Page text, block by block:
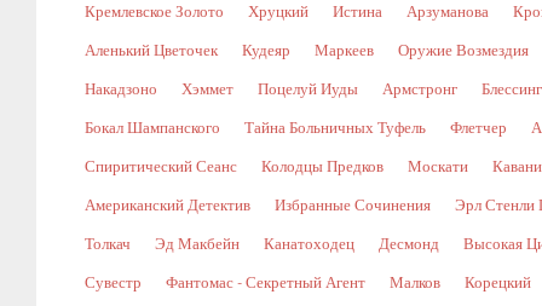
Кремлевское Золото Хруцкий Истина Арзуманова
Аленький Цветочек Кудеяр Маркеев Оружие Возмездия
Накадзоно Хэммет Поцелуй Иуды Армстронг
Бокал Шампанского Тайна Больничных Туфель Флетчер
Спиритический Сеанс Колодцы Предков Москати Кавани
Американский Детектив Избранные Сочинения Эрл Стенли
Толкач Эд Макбейн Канатоходец Десмонд Высокая
Сувестр Фантомас - Секретный Агент Малков Корецкий